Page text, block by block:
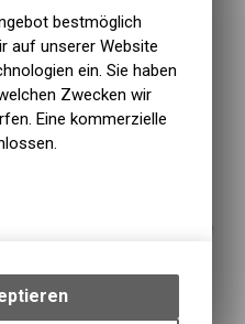
Nassfutter enthält
natürliche Zutaten, die
auch der Gesundheit Ihres
in Topform zu halten,
C, D3 und E sowie
verbessern.
Tauringehalt die
Super-Premium-
gesunde, glückliche Katze
daran: Es schmeckt
bestmöglich
auf unserer Website
ein. Sie haben
Zwecken wir
Eine kommerzielle
Interaktionen und
auf Ihrem Gerät,